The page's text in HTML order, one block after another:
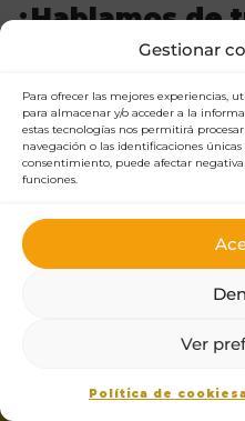
Gestionar
Para ofrecer las mejores experiencias,
para almacenar y/o acceder a la
estas tecnologías nos permitirá
navegación o las identificaciones
consentimiento, puede afectar
funciones.
Ver
Política de cookies
¿Hablamos de
en tu idioma y sin
Escríbenos por
Las preguntas clave
para comenzar tu
estrategia de